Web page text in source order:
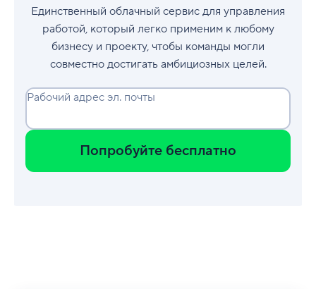
Единственный облачный сервис для управления
работой, который легко применим к любому
бизнесу и проекту, чтобы команды могли
совместно достигать амбициозных целей.
Рабочий адрес эл. почты
Попробуйте бесплатно